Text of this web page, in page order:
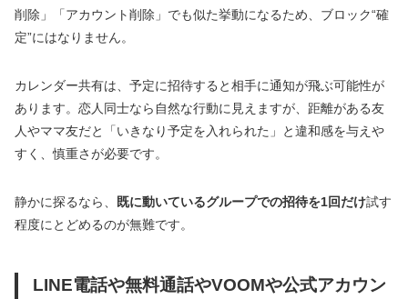
削除」「アカウント削除」でも似た挙動になるため、ブロック“確
定”にはなりません。
カレンダー共有は、予定に招待すると相手に通知が飛ぶ可能性が
あります。恋人同士なら自然な行動に見えますが、距離がある友
人やママ友だと「いきなり予定を入れられた」と違和感を与えや
すく、慎重さが必要です。
静かに探るなら、 既に動いているグループでの招待を1回だけ試す
程度にとどめるのが無難です。
LINE電話や無料通話やVOOMや公式アカウン